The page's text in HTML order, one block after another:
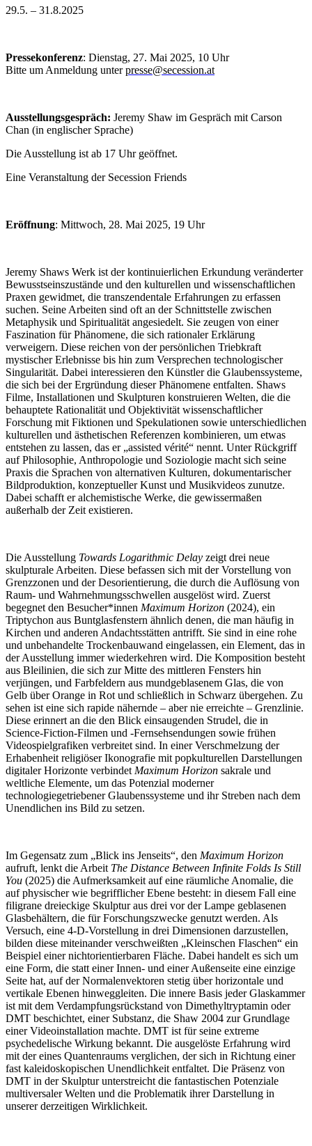
29.5. – 31.8.2025
Pressekonferenz: Dienstag, 27. Mai 2025, 10 Uhr
Bitte um Anmeldung unterpresse@secession.at
Ausstellungsgespräch: Jeremy Shaw im Gespräch mit Carson
Chan (in englischer Sprache)
Die Ausstellung ist ab 17 Uhr geöffnet.
Eine Veranstaltung der Secession Friends
Eröffnung: Mittwoch, 28. Mai 2025, 19 Uhr
Jeremy Shaws Werk ist der kontinuierlichen Erkundung veränderter
Bewusstseinszustände und den kulturellen und wissenschaftlichen
Praxen gewidmet, die transzendentale Erfahrungen zu erfassen
suchen. Seine Arbeiten sind oft an der Schnittstelle zwischen
Metaphysik und Spiritualität angesiedelt. Sie zeugen von einer
Faszination für Phänomene, die sich rationaler Erklärung
verweigern. Diese reichen von der persönlichen Triebkraft
mystischer Erlebnisse bis hin zum Versprechen technologischer
Singularität. Dabei interessieren den Künstler die Glaubenssysteme,
die sich bei der Ergründung dieser Phänomene entfalten. Shaws
Filme, Installationen und Skulpturen konstruieren Welten, die die
behauptete Rationalität und Objektivität wissenschaftlicher
Forschung mit Fiktionen und Spekulationen sowie unterschiedlichen
kulturellen und ästhetischen Referenzen kombinieren, um etwas
entstehen zu lassen, das er „assisted vérité“ nennt. Unter Rückgriff
auf Philosophie, Anthropologie und Soziologie macht sich seine
Praxis die Sprachen von alternativen Kulturen, dokumentarischer
Bildproduktion, konzeptueller Kunst und Musikvideos zunutze.
Dabei schafft er alchemistische Werke, die gewissermaßen
außerhalb der Zeit existieren.
Die Ausstellung Towards Logarithmic Delay zeigt drei neue
skulpturale Arbeiten. Diese befassen sich mit der Vorstellung von
Grenzzonen und der Desorientierung, die durch die Auflösung von
Raum- und Wahrnehmungsschwellen ausgelöst wird. Zuerst
begegnet den Besucher*innen Maximum Horizon (2024), ein
Triptychon aus Buntglasfenstern ähnlich denen, die man häufig in
Kirchen und anderen Andachtsstätten antrifft. Sie sind in eine rohe
und unbehandelte Trockenbauwand eingelassen, ein Element, das in
der Ausstellung immer wiederkehren wird. Die Komposition besteht
aus Bleilinien, die sich zur Mitte des mittleren Fensters hin
verjüngen, und Farbfeldern aus mundgeblasenem Glas, die von
Gelb über Orange in Rot und schließlich in Schwarz übergehen. Zu
sehen ist eine sich rapide nähernde – aber nie erreichte – Grenzlinie.
Diese erinnert an die den Blick einsaugenden Strudel, die in
Science-Fiction-Filmen und -Fernsehsendungen sowie frühen
Videospielgrafiken verbreitet sind. In einer Verschmelzung der
Erhabenheit religiöser Ikonografie mit popkulturellen Darstellungen
digitaler Horizonte verbindet Maximum Horizon sakrale und
weltliche Elemente, um das Potenzial moderner
technologiegetriebener Glaubenssysteme und ihr Streben nach dem
Unendlichen ins Bild zu setzen.
Im Gegensatz zum „Blick ins Jenseits“, den Maximum Horizon
aufruft, lenkt die Arbeit The Distance Between Infinite Folds Is Still
You (2025) die Aufmerksamkeit auf eine räumliche Anomalie, die
auf physischer wie begrifflicher Ebene besteht: in diesem Fall eine
filigrane dreieckige Skulptur aus drei vor der Lampe geblasenen
Glasbehältern, die für Forschungszwecke genutzt werden. Als
Versuch, eine 4-D-Vorstellung in drei Dimensionen darzustellen,
bilden diese miteinander verschweißten „Kleinschen Flaschen“ ein
Beispiel einer nichtorientierbaren Fläche. Dabei handelt es sich um
eine Form, die statt einer Innen- und einer Außenseite eine einzige
Seite hat, auf der Normalenvektoren stetig über horizontale und
vertikale Ebenen hinweggleiten. Die innere Basis jeder Glaskammer
ist mit dem Verdampfungsrückstand von Dimethyltryptamin oder
DMT beschichtet, einer Substanz, die Shaw 2004 zur Grundlage
einer Videoinstallation machte. DMT ist für seine extreme
psychedelische Wirkung bekannt. Die ausgelöste Erfahrung wird
mit der eines Quantenraums verglichen, der sich in Richtung einer
fast kaleidoskopischen Unendlichkeit entfaltet. Die Präsenz von
DMT in der Skulptur unterstreicht die fantastischen Potenziale
multiversaler Welten und die Problematik ihrer Darstellung in
unserer derzeitigen Wirklichkeit.